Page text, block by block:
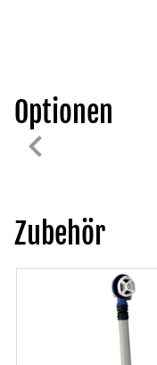
Optionen
Zubehör